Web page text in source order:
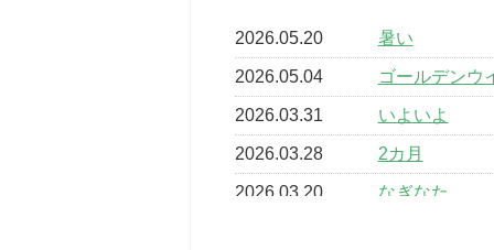
2026.05.20 暑い
2026.05.04 ゴールデンウ
2026.03.31 いよいよ
2026.03.28 2カ月
2026.03.20 なぎなた